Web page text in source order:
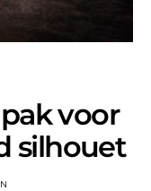
voor
silhouet